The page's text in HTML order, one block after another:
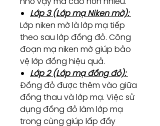
Lớp 3 (Lớp mạ Niken mờ):
Lớp niken mờ là lớp mạ tiếp
theo sau lớp đồng đỏ. Công
đoạn mạ niken mờ giúp bảo
vệ lớp đồng hiệu quả.
Lớp 2 (Lớp mạ đồng đỏ):
Đồng đỏ được thêm vào giữa
đồng thau và lớp mạ. Việc sử
dụng đồng đỏ làm lớp mạ
trong cùng giúp lấp đầy